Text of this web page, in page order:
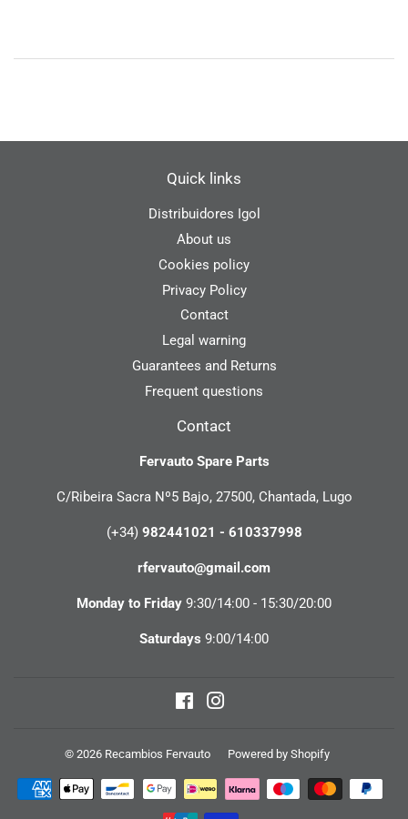
Quick links
Distribuidores Igol
About us
Cookies policy
Privacy Policy
Contact
Legal warning
Guarantees and Returns
Frequent questions
Contact
Fervauto Spare Parts
C/Ribeira Sacra Nº5 Bajo, 27500, Chantada, Lugo
(+34) 982441021 - 610337998
rfervauto@gmail.com
Monday to Friday 9:30/14:00 - 15:30/20:00
Saturdays 9:00/14:00
Facebook
© 2026 Recambios Fervauto Powered by Shopify
Payment
icons